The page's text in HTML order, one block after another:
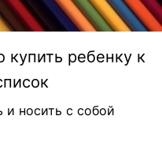
купить ребенку к
и носить с собой